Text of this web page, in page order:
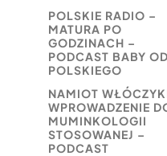
POLSKIE RADIO –
MATURA PO
GODZINACH –
PODCAST BABY OD
POLSKIEGO
NAMIOT
WPROWADZENIE
MUMINKOLOGII
STOSOWANEJ –
PODCAST